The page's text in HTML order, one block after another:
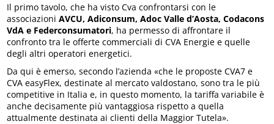
Il primo tavolo, che ha visto Cva confrontarsi con le
associazioniAVCU, Adiconsum, Adoc Valle d’Aosta, Codacons
VdA e Federconsumatori, ha permesso di affrontare il
confronto tra le offerte commerciali di CVA Energie e quelle
degli altri operatori energetici.
Da qui è emerso, secondo l’azienda «che le proposte CVA7 e
CVA easyFlex, destinate al mercato valdostano, sono tra le più
competitive in Italia e, in questo momento, la tariffa variabile è
anche decisamente più vantaggiosa rispetto a quella
attualmente destinata ai clienti della Maggior Tutela».